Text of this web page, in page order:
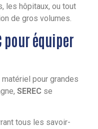
les hôpitaux, ou tout
de gros volumes.
pour équiper
pour grandes
SEREC se
tous les savoir-